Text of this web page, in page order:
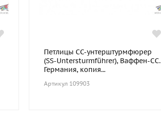
Петлицы СС-унтерштурмфюрер
(SS-Untersturmführer), Ваффен-СС.
Германия, копия...
Артикул 109903